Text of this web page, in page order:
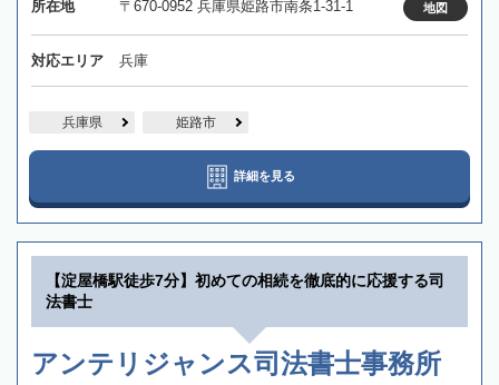
所在地 〒670-0952 兵庫県姫路市南条1-31-1 地図
対応エリア 兵庫
兵庫県 姫路市
詳細を見る
【淀屋橋駅徒歩7分】初めての相続を徹底的に応援する司
法書士
アンテリジャンス司法書士事務所